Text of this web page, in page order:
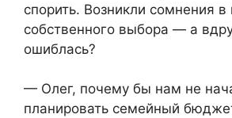
спорить. Возникли сомнения в
собственного выбора — а
ошиблась?
— Олег, почему бы нам не
планировать семейный